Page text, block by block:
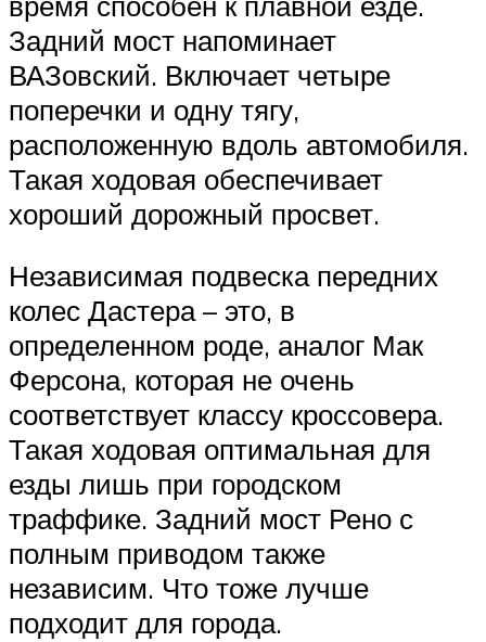
Задний мост напоминает
ВАЗовский. Включает четыре
поперечки и одну тягу,
расположенную вдоль автомобиля.
Такая ходовая обеспечивает
хороший дорожный просвет.
Независимая подвеска передних
колес Дастера – это, в
определенном роде, аналог Мак
Ферсона, которая не очень
соответствует классу кроссовера.
Такая ходовая оптимальная для
езды лишь при городском
траффике. Задний мост Рено с
полным приводом также
независим. Что тоже лучше
подходит для города.